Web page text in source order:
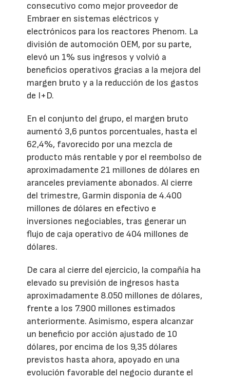
consecutivo como mejor proveedor de
Embraer en sistemas eléctricos y
electrónicos para los reactores Phenom. La
división de automoción OEM, por su parte,
elevó un 1% sus ingresos y volvió a
beneficios operativos gracias a la mejora del
margen bruto y a la reducción de los gastos
de I+D.
En el conjunto del grupo, el margen bruto
aumentó 3,6 puntos porcentuales, hasta el
62,4%, favorecido por una mezcla de
producto más rentable y por el reembolso de
aproximadamente 21 millones de dólares en
aranceles previamente abonados. Al cierre
del trimestre, Garmin disponía de 4.400
millones de dólares en efectivo e
inversiones negociables, tras generar un
flujo de caja operativo de 404 millones de
dólares.
De cara al cierre del ejercicio, la compañía ha
elevado su previsión de ingresos hasta
aproximadamente 8.050 millones de dólares,
frente a los 7.900 millones estimados
anteriormente. Asimismo, espera alcanzar
un beneficio por acción ajustado de 10
dólares, por encima de los 9,35 dólares
previstos hasta ahora, apoyado en una
evolución favorable del negocio durante el